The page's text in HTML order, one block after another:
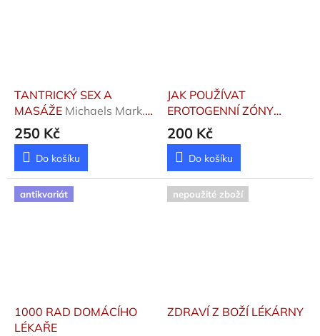
TANTRICKÝ SEX A
MASÁŽE Michaels Mark.
A., Johnsonová Patricia
250 Kč
Do košíku
JAK POUŽÍVAT
EROTOGENNÍ ZÓNY
Ploton Frédéric
200 Kč
Do košíku
antikvariát
1000 RAD DOMÁCÍHO
LÉKAŘE
nepoužité zboží
ZDRAVÍ Z BOŽÍ LÉKÁRNY